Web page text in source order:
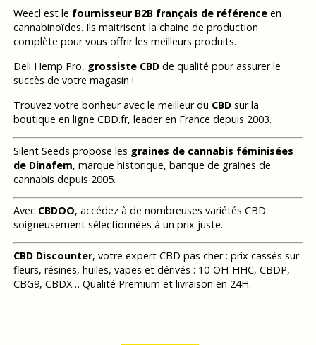
Weecl est le fournisseur B2B français de référenceen
cannabinoïdes. Ils maitrisent la chaine de production
complète pour vous offrir les meilleurs produits.
Deli Hemp Pro, grossiste CBDde qualité pour assurer le
succès de votre magasin !
Trouvez votre bonheur avec le meilleur du CBDsur la
boutique en ligne CBD.fr, leader en France depuis 2003.
Silent Seeds propose les graines de cannabis féminisées
de Dinafem, marque historique, banque de graines de
cannabis depuis 2005.
Avec CBDOO, accédez à de nombreuses variétés CBD
soigneusement sélectionnées à un prix juste.
CBD Discounter, votre expert CBD pas cher : prix cassés sur
fleurs, résines, huiles, vapes et dérivés : 10-OH-HHC, CBDP,
CBG9, CBDX… Qualité Premium et livraison en 24H.